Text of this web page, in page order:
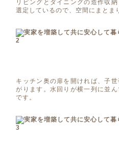
リビングとダイニングの造作収
選定しているので、空間にまとま
キッチン奥の扉を開ければ、子
がります。水回りが横一列に並
です。